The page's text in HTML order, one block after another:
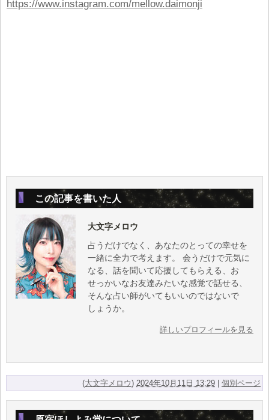
https://www.instagram.com/mellow.daimonji
この記事を書いた人
大文字メロウ
占うだけでなく、あなたのとっての幸せを
一緒に全力で考えます。 会うだけで元気に
なる、話を聞いて応援してもらえる、お
せっかいなお友達みたいな感覚で話せる、
そんな占い師がいてもいいのではないで
しょうか。
詳しいプロフィールを見る
(大文字メロウ)2024年10月11日 13:29 |個別ページ